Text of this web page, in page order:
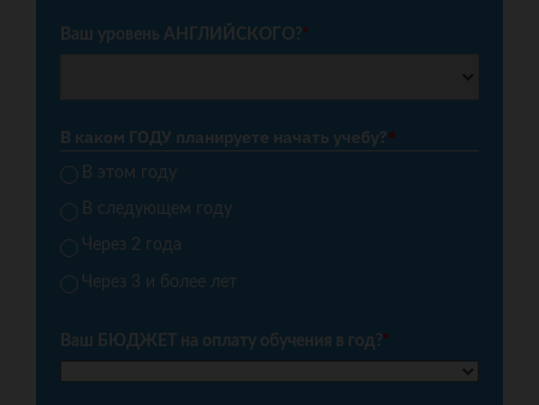
Ваш уровень АНГЛИЙСКОГО?*
В каком ГОДУ планируете начать учебу?*
В этом году
В следующем году
Через 2 года
Через 3 и более лет
Ваш БЮДЖЕТ на оплату обучения в год?*